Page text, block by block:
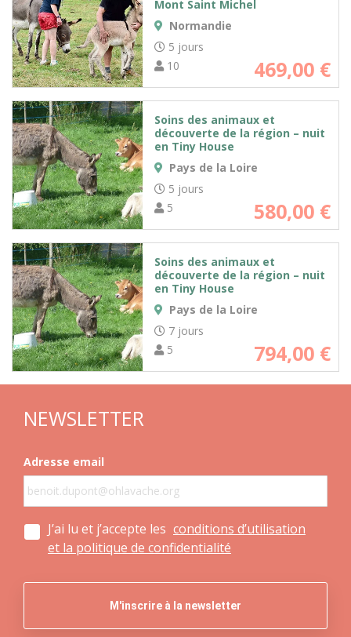
Mont Saint Michel
Normandie
5 jours
10
469,00 €
Soins des animaux et
découverte de la région – nuit
en Tiny House
Pays de la Loire
5 jours
5
580,00 €
Soins des animaux et
découverte de la région – nuit
en Tiny House
Pays de la Loire
7 jours
5
794,00 €
NEWSLETTER
Adresse email
J’ai lu et j’accepte les conditions d’utilisation
et la politique de confidentialité